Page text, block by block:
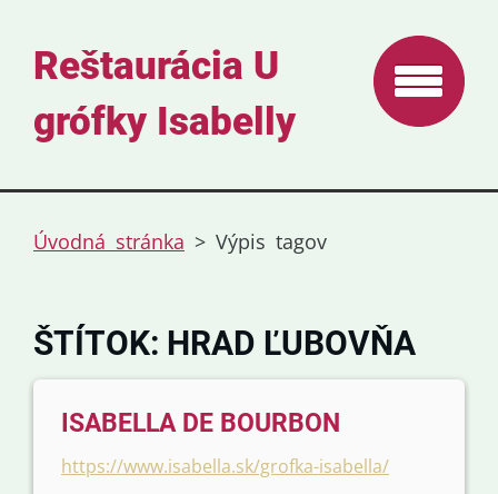
Reštaurácia U
grófky Isabelly
Úvodná stránka > Výpis tagov
ŠTÍTOK: HRAD ĽUBOVŇA
ISABELLA DE BOURBON
https://www.isabella.sk/grofka-isabella/